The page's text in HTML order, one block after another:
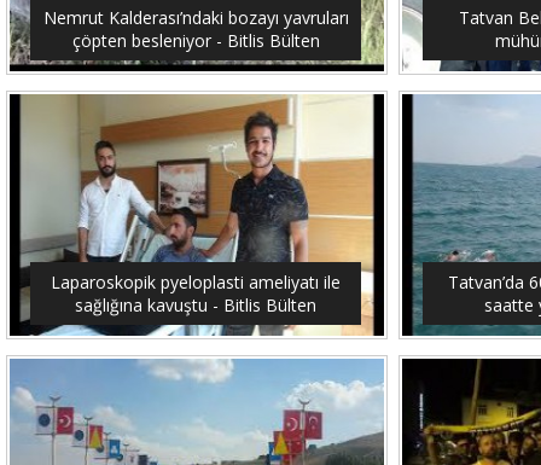
Nemrut Kalderası’ndaki bozayı yavruları
çöpten besleniyor - Bitlis Bülten
Tatvan
Laparoskopik pyeloplasti ameliyatı ile
sağlığına kavuştu - Bitlis Bülten
Tatvan’da
saatte